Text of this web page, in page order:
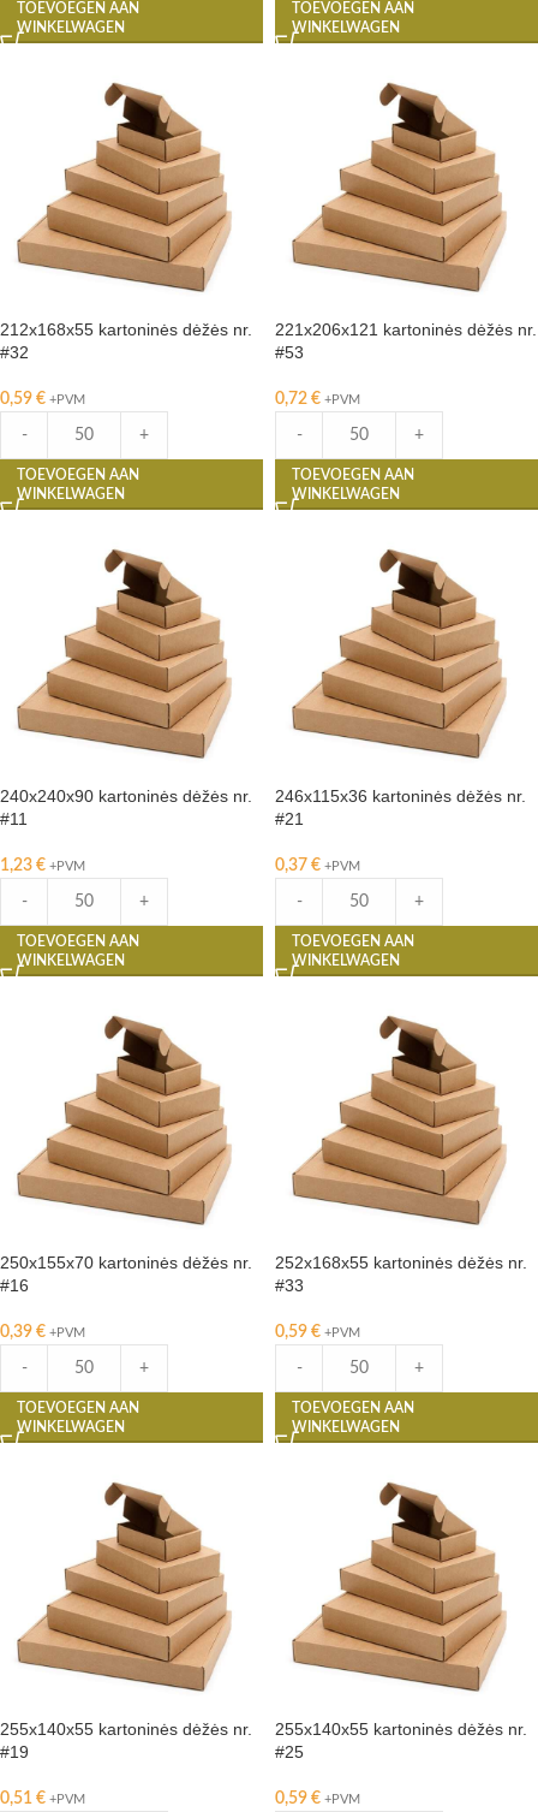
TOEVOEGEN AAN
WINKELWAGEN
TOEVOEGEN AAN
WINKELWAGEN
212x168x55 kartoninės dėžės nr.
#32
0,59 € +PVM
- +
TOEVOEGEN AAN
WINKELWAGEN
221x206x121 kartoninės dėžės nr.
#53
0,72 € +PVM
- +
TOEVOEGEN AAN
WINKELWAGEN
240x240x90 kartoninės dėžės nr.
#11
1,23 € +PVM
- +
TOEVOEGEN AAN
WINKELWAGEN
246x115x36 kartoninės dėžės nr.
#21
0,37 € +PVM
- +
TOEVOEGEN AAN
WINKELWAGEN
250x155x70 kartoninės dėžės nr.
#16
0,39 € +PVM
- +
TOEVOEGEN AAN
WINKELWAGEN
252x168x55 kartoninės dėžės nr.
#33
0,59 € +PVM
- +
TOEVOEGEN AAN
WINKELWAGEN
255x140x55 kartoninės dėžės nr.
#19
0,51 € +PVM
255x140x55 kartoninės dėžės nr.
#25
0,59 € +PVM